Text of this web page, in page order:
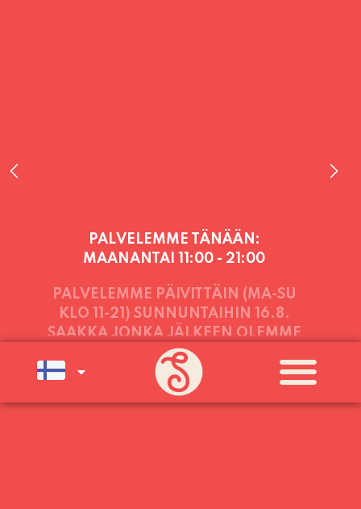
PALVELEMME TÄNÄÄN:
MAANANTAI 11:00 - 21:00
PALVELEMME PÄIVITTÄIN (MA-SU
KLO 11-21) SUNNUNTAIHIN 16.8.
SAAKKA JONKA JÄLKEEN OLEMME
AVOINNA VIIKONLOPPUISIN (PE-
SU) ELOKUUN LOPPUUN ASTI
LÄMPIMÄSTI TERVETULOA!